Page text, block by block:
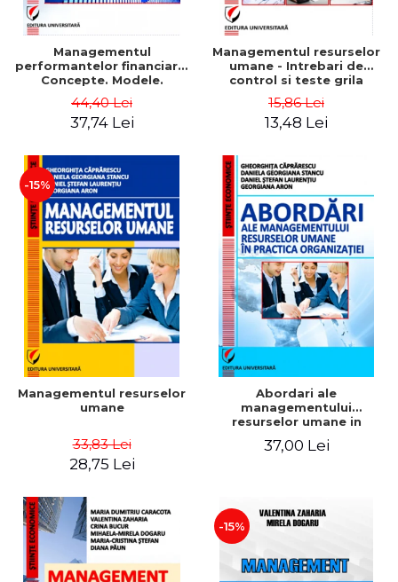
Managementul
performantelor financiare.
Concepte. Modele.
44,40 Lei
37,74 Lei
Managementul resurselor
umane - Intrebari de
control si teste grila
15,86 Lei
13,48 Lei
-15%
Managementul resurselor
umane
33,83 Lei
28,75 Lei
Abordari ale
managementului
resurselor umane in
37,00 Lei
-15%